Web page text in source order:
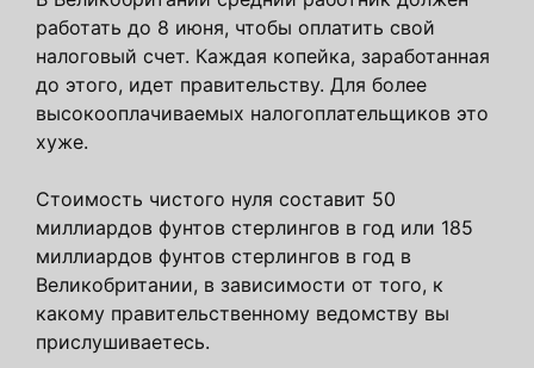
работать до 8 июня, чтобы оплатить свой
налоговый счет. Каждая копейка, заработанная
до этого, идет правительству. Для более
высокооплачиваемых налогоплательщиков это
хуже.
Стоимость чистого нуля составит 50
миллиардов фунтов стерлингов в год или 185
миллиардов фунтов стерлингов в год в
Великобритании, в зависимости от того, к
какому правительственному ведомству вы
прислушиваетесь.